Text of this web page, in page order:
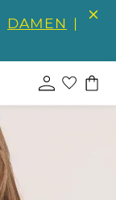
DAMEN |